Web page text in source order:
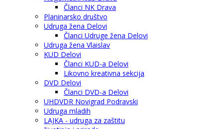
Članci NK Drava
Planinarsko društvo
Udruga žena Delovi
Članci Udruge žena Delovi
Udruga žena Vlaislav
KUD Delovi
Članci KUD-a Delovi
Likovno kreativna sekcija
DVD Delovi
Članci DVD-a Delovi
UHDVDR Novigrad Podravski
Udruga mladih
LAJKA - udruga za zaštitu